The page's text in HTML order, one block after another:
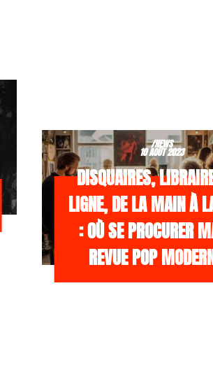
/NEWS
10 AOÛT 2023
DISQUAIRES,
LIGNE, DE LA MAIN À
: OÙ SE PROCURER
REVUE POP